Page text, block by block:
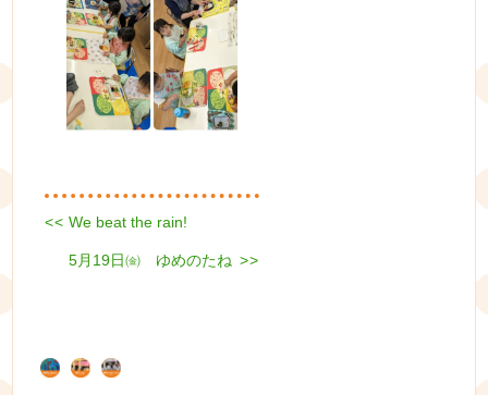
投
稿
ゲ
ー
Previous
<< We beat the rain!
Next
5月19日㈮ ゆめのたね >>